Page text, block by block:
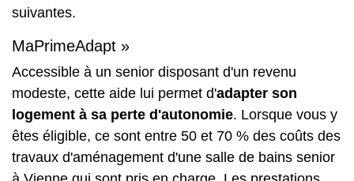
suivantes.
MaPrimeAdapt »
Accessible à un senior disposant d'un revenu
modeste, cette aide lui permet d'adapter son
logement à sa perte d'autonomie. Lorsque vous y
êtes éligible, ce sont entre 50 et 70 % des coûts des
travaux d'aménagement d'une salle de bains senior